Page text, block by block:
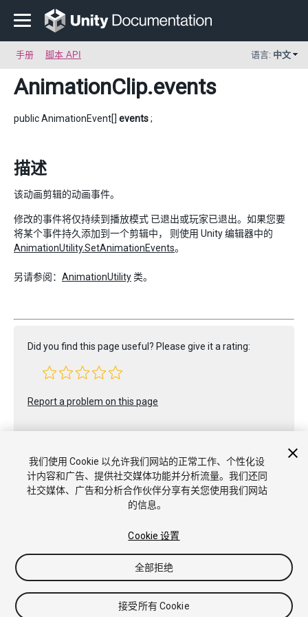
手册 脚本 API 语言: 中文
AnimationClip.events
public AnimationEvent[] events;
描述
该动画剪辑的动画事件。
修改的事件将仅持续到播放模式 已退出或玩家已退出。如果您要
将某个事件持久添加到一个剪辑中， 则使用 Unity 编辑器中的
AnimationUtility.SetAnimationEvents。
另请参阅： AnimationUtility 类。
Did you find this page useful? Please give it a rating:
Report a problem on this page
版权所有 © 2020 Unity Technologies. Publication 2020.1
Cookie
不要出售或分享我的个人信息
我们使用 Cookie 以允许我们网站的正常工作、个性化设
计内容和广告、提供社交媒体功能并分析流量。我们还同
社交媒体、广告和分析合作伙伴分享有关您使用我们网站
的信息。
Cookie 设置
全部拒绝
接受所有 Cookie